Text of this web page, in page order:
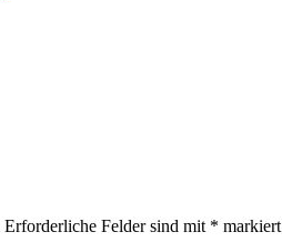
Erforderliche Felder sind mit * markiert